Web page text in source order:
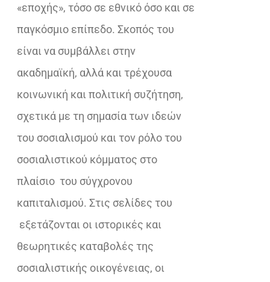
«εποχής», τόσο σε εθνικό όσο και σε
παγκόσμιο επίπεδο. Σκοπός του
είναι να συμβάλλει στην
ακαδημαϊκή, αλλά και τρέχουσα
κοινωνική και πολιτική συζήτηση,
σχετικά με τη σημασία των ιδεών
του σοσιαλισμού και τον ρόλο του
σοσιαλιστικού κόμματος στο
πλαίσιο του σύγχρονου
καπιταλισμού. Στις σελίδες του
εξετάζονται οι ιστορικές και
θεωρητικές καταβολές της
σοσιαλιστικής οικογένειας, οι